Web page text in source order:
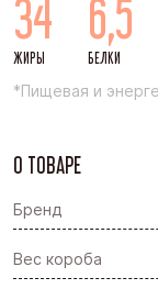
34
ЖИРЫ
6,5
БЕЛКИ
*Пищевая и
О ТОВАРЕ
Бренд
Вес короба